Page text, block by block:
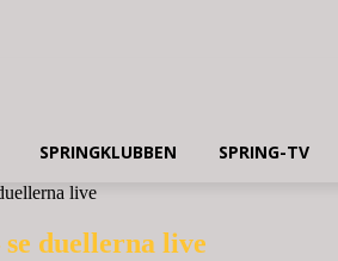
SPRINGKLUBBEN SPRING-TV
live
duellerna live